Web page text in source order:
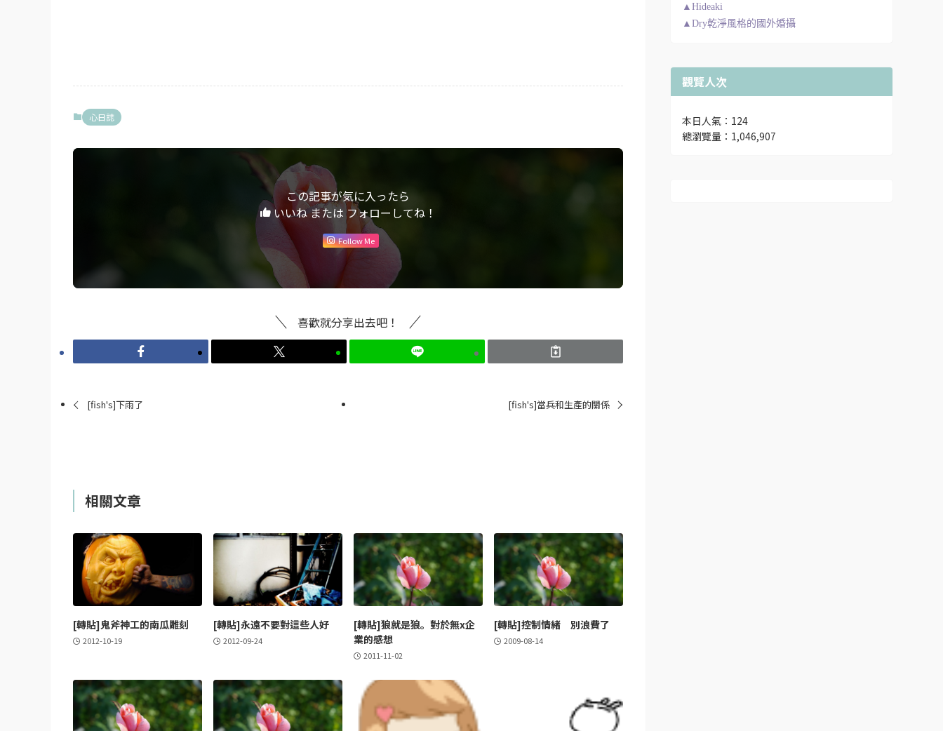
心日誌
この記事が気に入ったら
いいね または フォローしてね！
Follow Me
喜歡就分享出去吧！
[fish's]下雨了 [fish's]當兵和生產的關係
相關文章
[轉貼]鬼斧神工的南瓜雕刻
2012-10-19
[轉貼]永遠不要對這些人好
2012-09-24
[轉貼]狼就是狼。對於無x企
業的感想
2011-11-02
[轉貼]控制情緒 別浪費了
2009-08-14
▲Hideaki
▲Dry乾淨風格的國外婚攝
觀覽人次
本日人氣：124
總瀏覽量：1,046,907